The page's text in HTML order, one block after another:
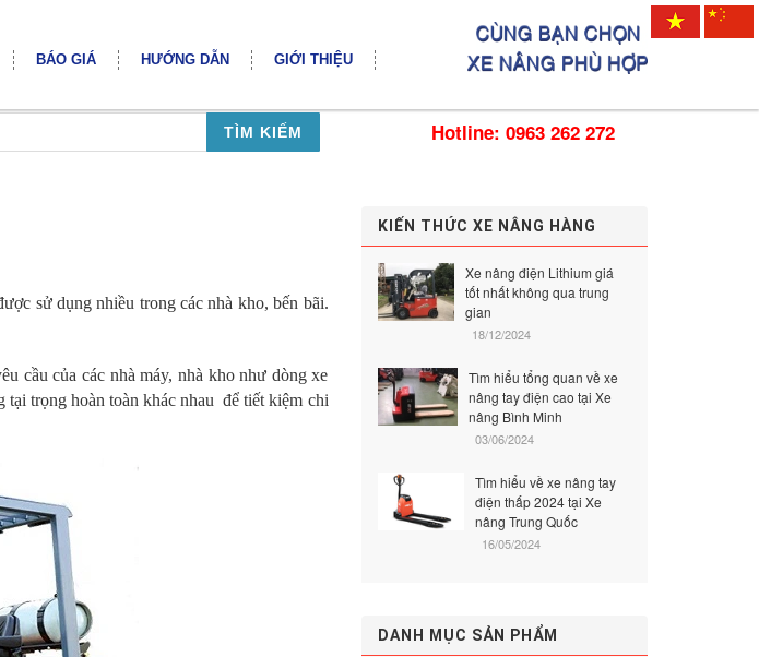
BÁO GIÁ HƯỚNG DẪN GIỚI THIỆU
TÌM KIẾM Hotline: 0963 262 272
sử dụng nhiều trong các nhà kho, bến bãi.
cầu của các nhà máy, nhà kho như dòng xe
trọng hoàn toàn khác nhau để tiết kiệm chi
KIẾN THỨC XE NÂNG HÀNG
Xe nâng điện Lithium giá
tốt nhất không qua trung
gian
18/12/2024
Tìm hiểu tổng quan về xe
nâng tay điện cao tại Xe
nâng Bình Minh
03/06/2024
Tìm hiểu về xe nâng tay
điện thấp 2024 tại Xe
nâng Trung Quốc
16/05/2024
DANH MỤC SẢN PHẨM